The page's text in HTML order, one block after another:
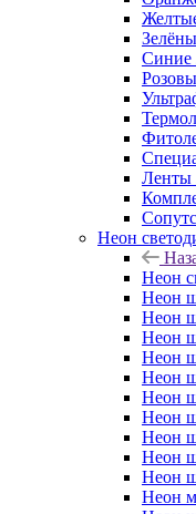
Синие
Ленты
Неон
Неон
Неон
Неон
Неон
Неон
Неон
Неон
Неон
Неон
Неон
Неон
Неон